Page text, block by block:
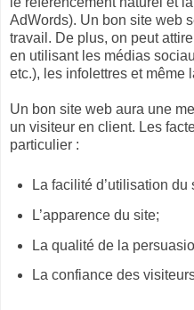
AdWords). Un bon site web
travail. De plus, on peut
en utilisant les médias
etc.), les infolettres et même
Un bon site web aura une
un visiteur en client. Les
particulier :
La facilité d’utilisation du
L’apparence du site;
La qualité de la
La confiance des